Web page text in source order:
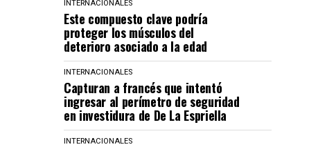
INTERNACIONALES
Este compuesto clave podría
proteger los músculos del
deterioro asociado a la edad
INTERNACIONALES
Capturan a francés que intentó
ingresar al perímetro de seguridad
en investidura de De La Espriella
INTERNACIONALES